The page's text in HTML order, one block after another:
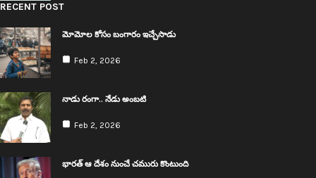
RECENT POST
మోమోల కోసం బంగారం ఇచ్చేసాడు
Feb 2, 2026
నాడు రంగా.. నేడు అంబ‌టి
Feb 2, 2026
భార‌త్ ఆ దేశం నుంచే చ‌మురు కొంటుంది